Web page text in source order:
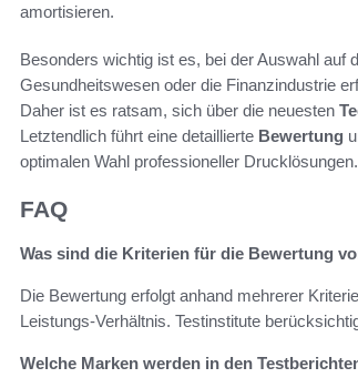
amortisieren.
Besonders wichtig ist es, bei der Auswahl auf
Gesundheitswesen oder die Finanzindustrie
Daher ist es ratsam, sich über die neuesten
Letztendlich führt eine detaillierte Bewertung
optimalen Wahl professioneller Drucklösungen.
FAQ
Was sind die Kriterien für die Bewertung
Die Bewertung erfolgt anhand mehrerer
Leistungs-Verhältnis. Testinstitute
Welche Marken werden in den